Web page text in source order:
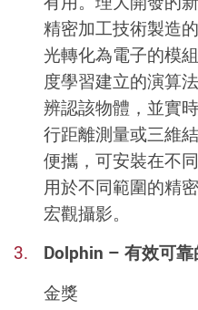
精密加工技術製造
光轉化為電子的模
度學習建立的演算
辨認該物體，並實
行距離測量或三維
便攜，可安裝在不
用於不同範圍的精
宏觀攝影。
Dolphin – 有效可
金獎